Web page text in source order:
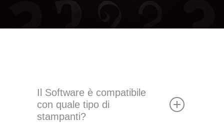
Il Software è compatibile
con quale tipo di
stampanti?